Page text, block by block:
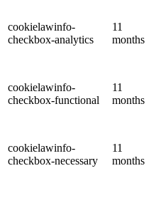
cookielawinfo-
checkbox-analytics
11
months
cookielawinfo-
checkbox-functional
11
months
cookielawinfo-
checkbox-necessary
11
months